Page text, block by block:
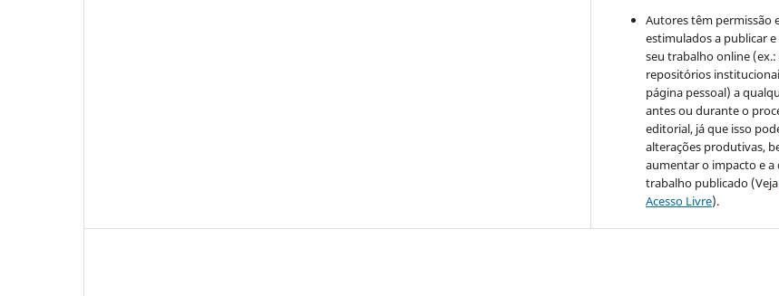
Autores têm permissão
estimulados a publicar
seu trabalho online (ex.:
repositórios
página pessoal) a
antes ou durante o
editorial, já que isso
alterações produtivas,
aumentar o impacto e a
trabalho publicado
Acesso Livre).